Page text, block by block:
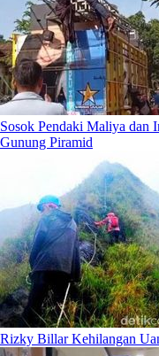
Sosok Pendaki Maliya dan
Gunung Piramid
Rizky Billar Kehilangan